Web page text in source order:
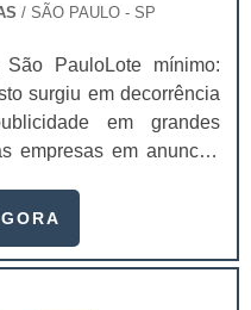
/ SÃO PAULO - SP
PauloLote mínimo:
surgiu em decorrência
em grandes
empresas em anunciar
dos panfletos
dos flyers em